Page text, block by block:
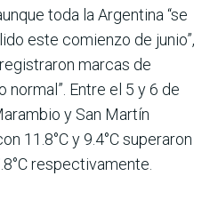
toda la Argentina “se
este comienzo de junio”,
marcas de
normal”. Entre el 5 y 6 de
y San Martín
11.8°C y 9.4°C superaron
respectivamente.